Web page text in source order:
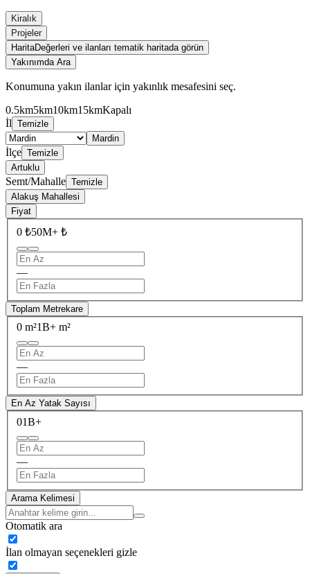
Kiralık
Projeler
HaritaDeğerleri ve ilanları tematik haritada görün
Yakınımda Ara
Konumuna yakın ilanlar için yakınlık mesafesini seç.
0.5km5km10km15kmKapalı
İl Temizle
Mardin
İlçe Temizle
Artuklu
Semt/Mahalle Temizle
Alakuş Mahallesi
Fiyat
0 ₺50M+ ₺
—
Toplam Metrekare
0 m²1B+ m²
—
En Az Yatak Sayısı
01B+
—
Arama Kelimesi
Otomatik ara
İlan olmayan seçenekleri gizle